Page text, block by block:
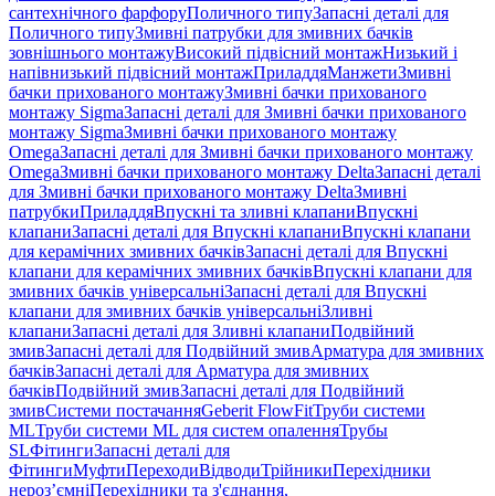
сантехнічного фарфоруПоличного типуЗапасні деталі для
Поличного типуЗмивні патрубки для змивних бачків
зовнішнього монтажуВисокий підвісний монтажНизький і
напівнизький підвісний монтажПриладдяМанжетиЗмивні
бачки прихованого монтажуЗмивні бачки прихованого
монтажу SigmaЗапасні деталі для Змивні бачки прихованого
монтажу SigmaЗмивні бачки прихованого монтажу
OmegaЗапасні деталі для Змивні бачки прихованого монтажу
OmegaЗмивні бачки прихованого монтажу DeltaЗапасні деталі
для Змивні бачки прихованого монтажу DeltaЗмивні
патрубкиПриладдяВпускні та зливні клапаниВпускні
клапаниЗапасні деталі для Впускні клапаниВпускні клапани
для керамічних змивних бачківЗапасні деталі для Впускні
клапани для керамічних змивних бачківВпускні клапани для
змивних бачків універсальніЗапасні деталі для Впускні
клапани для змивних бачків універсальніЗливні
клапаниЗапасні деталі для Зливні клапаниПодвійний
змивЗапасні деталі для Подвійний змивАрматура для змивних
бачкiвЗапасні деталі для Арматура для змивних
бачкiвПодвійний змивЗапасні деталі для Подвійний
змивСистеми постачанняGeberit FlowFitТруби системи
MLТруби системи ML для систем опаленняТрубы
SLФітингиЗапасні деталі для
ФітингиМуфтиПереходиВідводиТрійникиПерехідники
нероз’ємніПерехідники та з'єднання,